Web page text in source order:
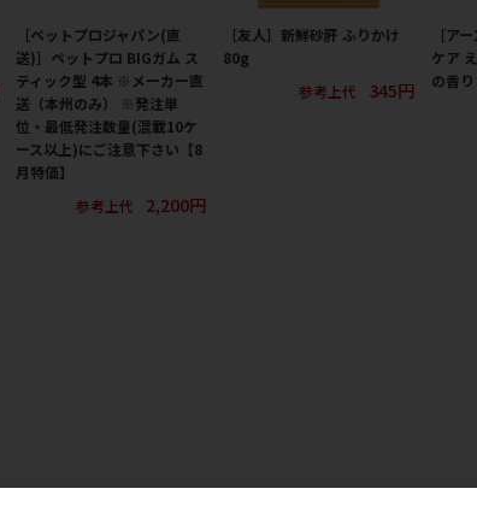
［ペットプロジャパン(直
送)］ペットプロ BIGガム ス
ティック型 4本 ※メーカー直
送（本州のみ） ※発注単
位・最低発注数量(混載10ケ
ース以上)にご注意下さい【8
月特価】
参考上代
2,200円
［友人］新鮮砂肝 ふりかけ
80g
参考上代
345円
［ア
ケア
の香り